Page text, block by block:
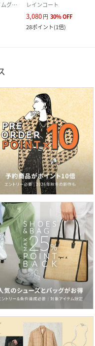
その他の水着・スイムグッズ レインコート
3,080円 30%OFF
28ポイント(1倍)